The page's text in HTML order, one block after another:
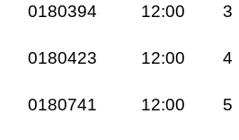
0180394 12:00 3
0180423 12:00 4
0180741 12:00 5